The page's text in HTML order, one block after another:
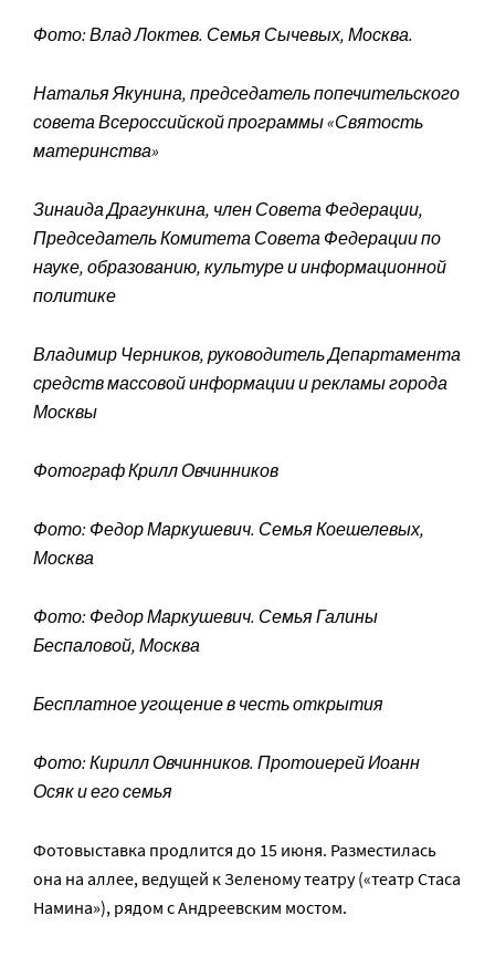
Фото: Влад Локтев. Семья Сычевых, Москва.
Наталья Якунина, председатель попечительского
совета Всероссийской программы «Святость
материнства»
Зинаида Драгункина, член Совета Федерации,
Председатель Комитета Совета Федерации по
науке, образованию, культуре и информационной
политике
Владимир Черников, руководитель Департамента
средств массовой информации и рекламы города
Москвы
Фотограф Крилл Овчинников
Фото: Федор Маркушевич. Семья Коешелевых,
Москва
Фото: Федор Маркушевич. Семья Галины
Беспаловой, Москва
Бесплатное угощение в честь открытия
Фото: Кирилл Овчинников. Протоиерей Иоанн
Осяк и его семья
Фотовыставка продлится до 15 июня. Разместилась
она на аллее, ведущей к Зеленому театру («театр Стаса
Намина»), рядом с Андреевским мостом.